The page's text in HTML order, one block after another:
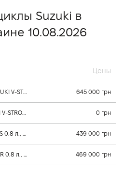
Suzuki в
10.08.2026
Цены
Suzuki V-STROM 1050 DE SUZUKI V-STROM 1050 DE 1.0 л., 2025, Постоянного зацепления 645 000 грн
Suzuki V-STROM 1050 SUZUKI V-STROM 1050 1.0 л., 2025, Постоянного зацепления 0 грн
Suzuki GSX-8S SUZUKI GSX-8S 0.8 л., 2025, Механика 439 000 грн
Suzuki GSX-8R SUZUKI GSX-8R 0.8 л., 2025, Механика 469 000 грн